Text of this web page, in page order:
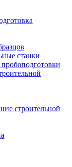
станки
строительной